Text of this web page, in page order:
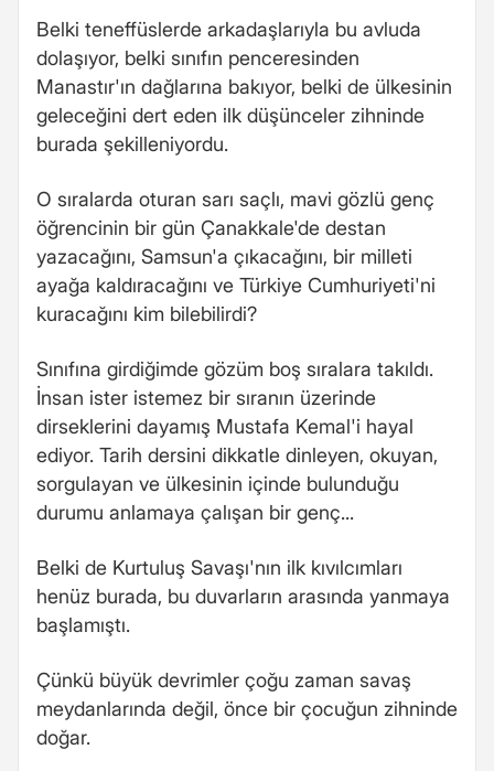
Belki teneffüslerde arkadaşlarıyla bu avluda
dolaşıyor, belki sınıfın penceresinden
Manastır'ın dağlarına bakıyor, belki de ülkesinin
geleceğini dert eden ilk düşünceler zihninde
burada şekilleniyordu.
O sıralarda oturan sarı saçlı, mavi gözlü genç
öğrencinin bir gün Çanakkale'de destan
yazacağını, Samsun'a çıkacağını, bir milleti
ayağa kaldıracağını ve Türkiye Cumhuriyeti'ni
kuracağını kim bilebilirdi?
Sınıfına girdiğimde gözüm boş sıralara takıldı.
İnsan ister istemez bir sıranın üzerinde
dirseklerini dayamış Mustafa Kemal'i hayal
ediyor. Tarih dersini dikkatle dinleyen, okuyan,
sorgulayan ve ülkesinin içinde bulunduğu
durumu anlamaya çalışan bir genç...
Belki de Kurtuluş Savaşı'nın ilk kıvılcımları
henüz burada, bu duvarların arasında yanmaya
başlamıştı.
Çünkü büyük devrimler çoğu zaman savaş
meydanlarında değil, önce bir çocuğun zihninde
doğar.